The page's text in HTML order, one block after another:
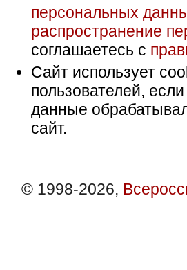
персональных
распространение
соглашаетесь с
Сайт использует
пользователей,
данные
сайт.
© 1998-2026,